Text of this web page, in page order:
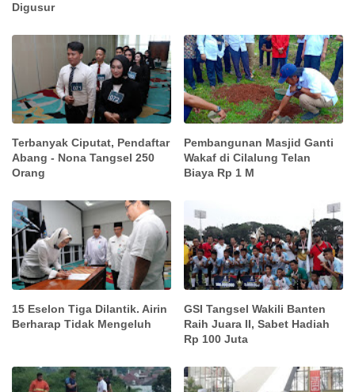
Digusur
Terbanyak Ciputat, Pendaftar
Abang - Nona Tangsel 250
Orang
Pembangunan Masjid Ganti
Wakaf di Cilalung Telan
Biaya Rp 1 M
15 Eselon Tiga Dilantik. Airin
Berharap Tidak Mengeluh
GSI Tangsel Wakili Banten
Raih Juara II, Sabet Hadiah
Rp 100 Juta